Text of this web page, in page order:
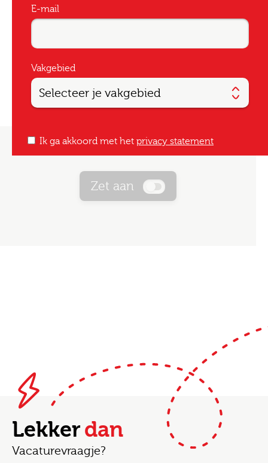
E-mail
Vakgebied
Ik ga akkoord met het privacy statement
Zet aan
Lekkerdan
Vacaturevraagje?